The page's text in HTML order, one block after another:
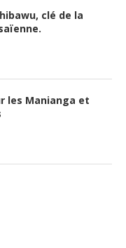
clé de la
les Manianga et